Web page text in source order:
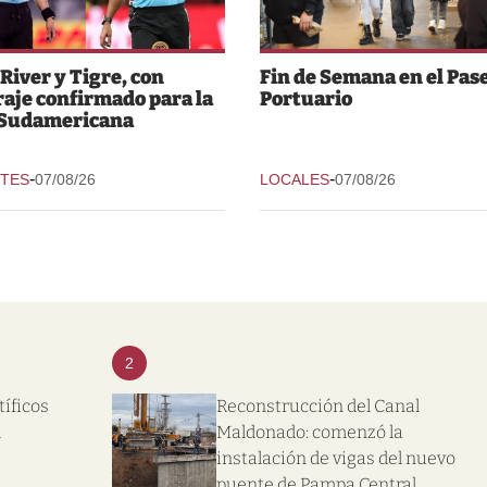
y Tigre, con
confirmado para la
-07/08/26
Fin de Semana en el
Portuario
LOCALES-07/08/26
2
Reconstrucción del Canal
Maldonado: comenzó la
instalación de vigas del nuevo